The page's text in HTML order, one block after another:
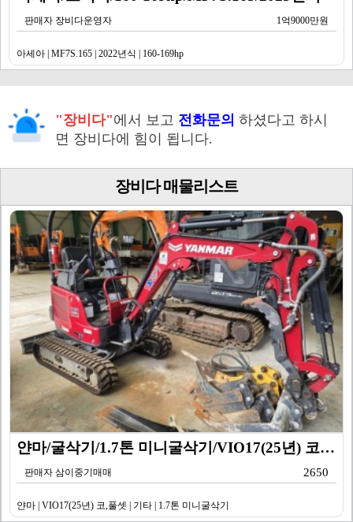
판매자 장비다운영자 1억9000만원
아세아 | MF7S.165 | 2022년식 | 160-169hp
"장비다"에서 보고 전화문의 하셨다고 하시
면 장비다에 힘이 됩니다.
장비다 매물리스트
얀마/굴삭기/1.7톤 미니굴삭기/VIO17(25년) 코…
판매자 삼이중기매매 2650
얀마 | VIO17(25년) 코,풀셋 | 기타 | 1.7톤 미니굴삭기